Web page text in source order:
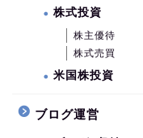
株式投資
株主優待
株式売買
米国株投資
ブログ運営